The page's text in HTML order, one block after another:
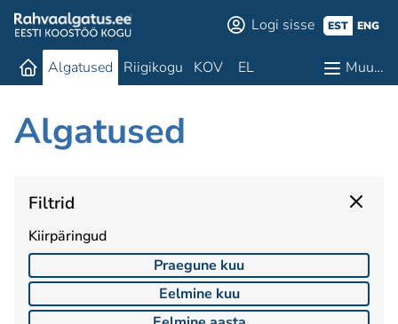
Logi sisse EST ENG
Algatused Riigikogu KOV EL Muu…
Algatused
Filtrid
Kiirpäringud
Praegune kuu
Eelmine kuu